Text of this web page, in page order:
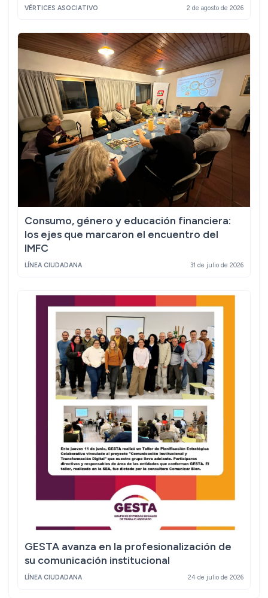
VÉRTICES ASOCIATIVO 2 de agosto de 2026
Consumo, género y educación financiera:
los ejes que marcaron el encuentro del
IMFC
LÍNEA CIUDADANA 31 de julio de 2026
GESTA avanza en la profesionalización de
su comunicación institucional
LÍNEA CIUDADANA 24 de julio de 2026